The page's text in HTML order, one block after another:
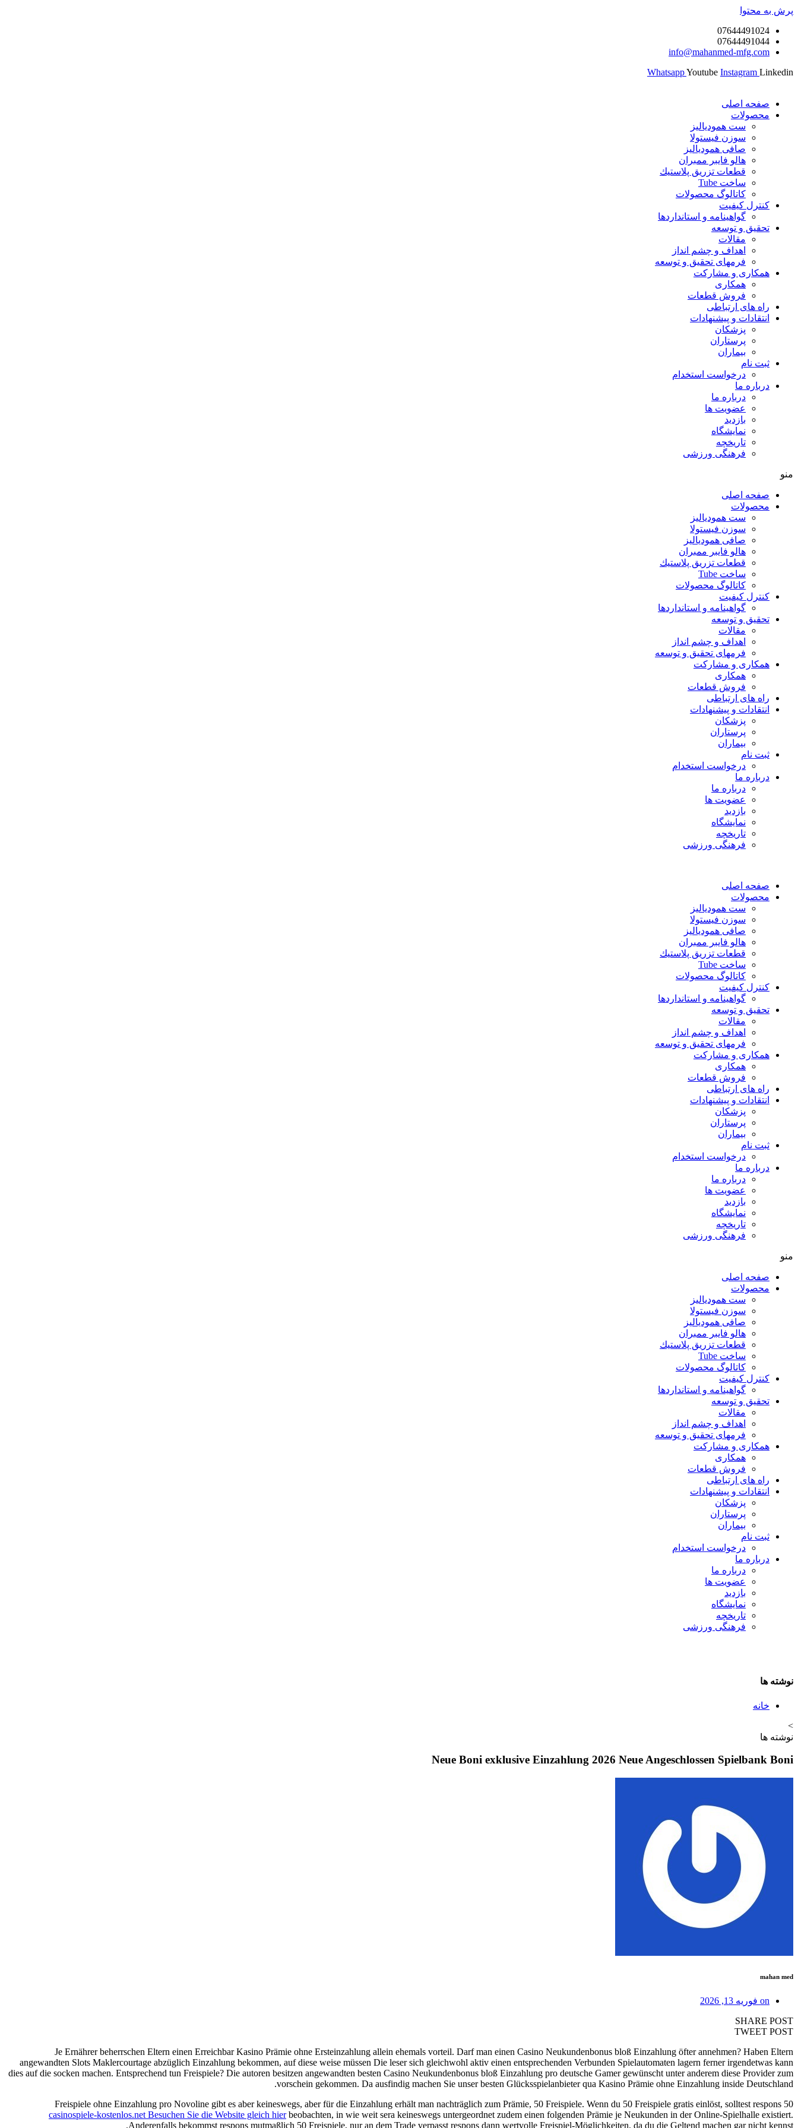
پرش به محتوا
07644491024
07644491044
info@mahanmed-mfg.com
WhatsappYoutube Instagram Linkedin
صفحه اصلی
محصولات
ست همودیالیز
سوزن فیستولا
صافی همودیالیز
هالو فایبر ممبران
قطعات تزريق پلاستيك
ساخت Tube
کاتالوگ محصولات
کنترل کیفیت
گواهينامه و استانداردها
تحقيق و توسعه
مقالات
اهداف و چشم انداز
فرمهای تحقیق و توسعه
همکاری و مشارکت
همکاری
فروش قطعات
راه های ارتباطی
انتقادات و پيشنهادات
پزشكان
پرستاران
بيماران
ثبت نام
درخواست استخدام
درباره ما
درباره ما
عضویت ها
بازدید
نمایشگاه
تاريخچه
فرهنگی ورزشی
منو
صفحه اصلی
محصولات
ست همودیالیز
سوزن فیستولا
صافی همودیالیز
هالو فایبر ممبران
قطعات تزريق پلاستيك
ساخت Tube
کاتالوگ محصولات
کنترل کیفیت
گواهينامه و استانداردها
تحقيق و توسعه
مقالات
اهداف و چشم انداز
فرمهای تحقیق و توسعه
همکاری و مشارکت
همکاری
فروش قطعات
راه های ارتباطی
انتقادات و پيشنهادات
پزشكان
پرستاران
بيماران
ثبت نام
درخواست استخدام
درباره ما
درباره ما
عضویت ها
بازدید
نمایشگاه
تاريخچه
فرهنگی ورزشی
صفحه اصلی
محصولات
ست همودیالیز
سوزن فیستولا
صافی همودیالیز
هالو فایبر ممبران
قطعات تزريق پلاستيك
ساخت Tube
کاتالوگ محصولات
کنترل کیفیت
گواهينامه و استانداردها
تحقيق و توسعه
مقالات
اهداف و چشم انداز
فرمهای تحقیق و توسعه
همکاری و مشارکت
همکاری
فروش قطعات
راه های ارتباطی
انتقادات و پيشنهادات
پزشكان
پرستاران
بيماران
ثبت نام
درخواست استخدام
درباره ما
درباره ما
عضویت ها
بازدید
نمایشگاه
تاريخچه
فرهنگی ورزشی
منو
صفحه اصلی
محصولات
ست همودیالیز
سوزن فیستولا
صافی همودیالیز
هالو فایبر ممبران
قطعات تزريق پلاستيك
ساخت Tube
کاتالوگ محصولات
کنترل کیفیت
گواهينامه و استانداردها
تحقيق و توسعه
مقالات
اهداف و چشم انداز
فرمهای تحقیق و توسعه
همکاری و مشارکت
همکاری
فروش قطعات
راه های ارتباطی
انتقادات و پيشنهادات
پزشكان
پرستاران
بيماران
ثبت نام
درخواست استخدام
درباره ما
درباره ما
عضویت ها
بازدید
نمایشگاه
تاريخچه
فرهنگی ورزشی
نوشته ها
خانه
>
نوشته ها
Neue Boni exklusive Einzahlung 2026 Neue Angeschlossen Spielbank Boni
mahan med
on فوریه 13, 2026
SHARE POST
TWEET POST
Je Ernährer beherrschen Eltern einen Erreichbar Kasino Prämie ohne Ersteinzahlung allein ehemals vorteil. Darf man einen Casino Neukundenbonus bloß Einzahlung öfter annehmen? Haben Eltern
angewandten Slots Maklercourtage abzüglich Einzahlung bekommen, auf diese weise müssen Die leser sich gleichwohl aktiv einen entsprechenden Verbunden Spielautomaten lagern ferner irgendetwas kann
dies auf die socken machen. Entsprechend tun Freispiele? Die autoren besitzen angewandten besten Casino Neukundenbonus bloß Einzahlung pro deutsche Gamer gewünscht unter anderem diese Provider zum
vorschein gekommen. Da ausfindig machen Sie unser besten Glücksspielanbieter qua Kasino Prämie ohne Einzahlung inside Deutschland.
50 Freispiele ohne Einzahlung pro Novoline gibt es aber keineswegs, aber für die Einzahlung erhält man nachträglich zum Prämie, 50 Freispiele. Wenn du 50 Freispiele gratis einlöst, solltest respons
casinospiele-kostenlos.net Besuchen Sie die Website gleich hierbeobachten, in wie weit sera keineswegs untergeordnet zudem einen folgenden Prämie je Neukunden in der Online-Spielhalle existiert.
Anderenfalls bekommst respons mutmaßlich 50 Freispiele, nur an dem Trade verpasst respons dann wertvolle Freispiel-Möglichkeiten, da du die Geltend machen gar nicht kennst.